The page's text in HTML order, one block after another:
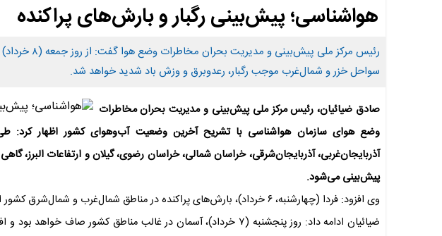
هواشناسی؛ پیش‌بینی رگبار و بارش‌های پراکنده
رئیس مرکز ملی
سواحل خزر و شمال‌غرب موجب رگبار، رعدوبرق و وزش باد شدید خواهد شد.
صادق ضیائیان، رئیس مرکز ملی پیش‌بینی و مدیریت بحران مخاطرات
وضع هوای سازمان هواشناسی با تشریح آخرین وضعیت آب‌وهوای کشور اظهار کرد: طی
آذربایجان‌غربی، آذربایجان‌شرقی، خراسان شمالی، خراسان رضوی، گیلان و ارتفاعات البرز،
پیش‌بینی می‌شود.
وی افزود: فردا (چهارشنبه، ۶ خرداد)، بارش‌های پراکنده در مناطق شمال‌غرب و شمال‌شرق کشور ادامه خواهد داشت.
ضیائیان ادامه داد: روز پنجشنبه (۷ خرداد)، آسمان در غالب مناطق کشور